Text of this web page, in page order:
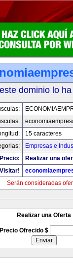
dominio lo
15 caracteres
Empresas e
Precio:
Realizar una
Visitar!
Serán consideradas
Realizar una Oferta
Precio Ofrecido $